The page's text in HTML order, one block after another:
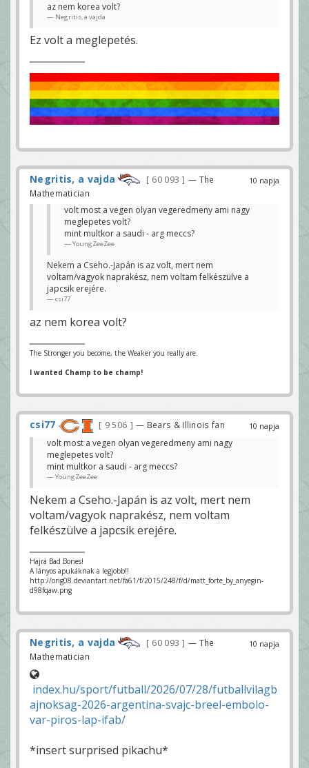
az nem korea volt?
Negritis, a vajda
Ez volt a meglepetés.
10 napja
Negritis, a vajda 60 093
— The
Mathematician
volt most a vegen olyan vegeredmeny ami nagy
meglepetes volt?
mint multkor a saudi - arg meccs?
YoungZeeZee
Nekem a Cseho.-Japán is az volt, mert nem
voltam/vagyok naprakész, nem voltam felkészülve a
japcsik erejére.
csi77
az nem korea volt?
The Stronger you become, the Weaker you really are.
I wanted Champ to be champ!
10 napja
csi77 9 506 — Bears & Illinois fan
volt most a vegen olyan vegeredmeny ami nagy
meglepetes volt?
mint multkor a saudi - arg meccs?
YoungZeeZee
Nekem a Cseho.-Japán is az volt, mert nem
voltam/vagyok naprakész, nem voltam
felkészülve a japcsik erejére.
Hajrá Bad Bones!
A lányos apukáknak a legjobb!!
http://orig08.deviantart.net/fa61/f/2015/248/f/d/matt_forte_by_anyegin-
d98fqaw.png
10 napja
Negritis, a vajda 60 093
— The
Mathematician
index.hu/sport/futball/2026/07/28/futballvilagb
ajnoksag-2026-argentina-svajc-breel-embolo-
var-piros-lap-ifab/
*insert surprised pikachu*